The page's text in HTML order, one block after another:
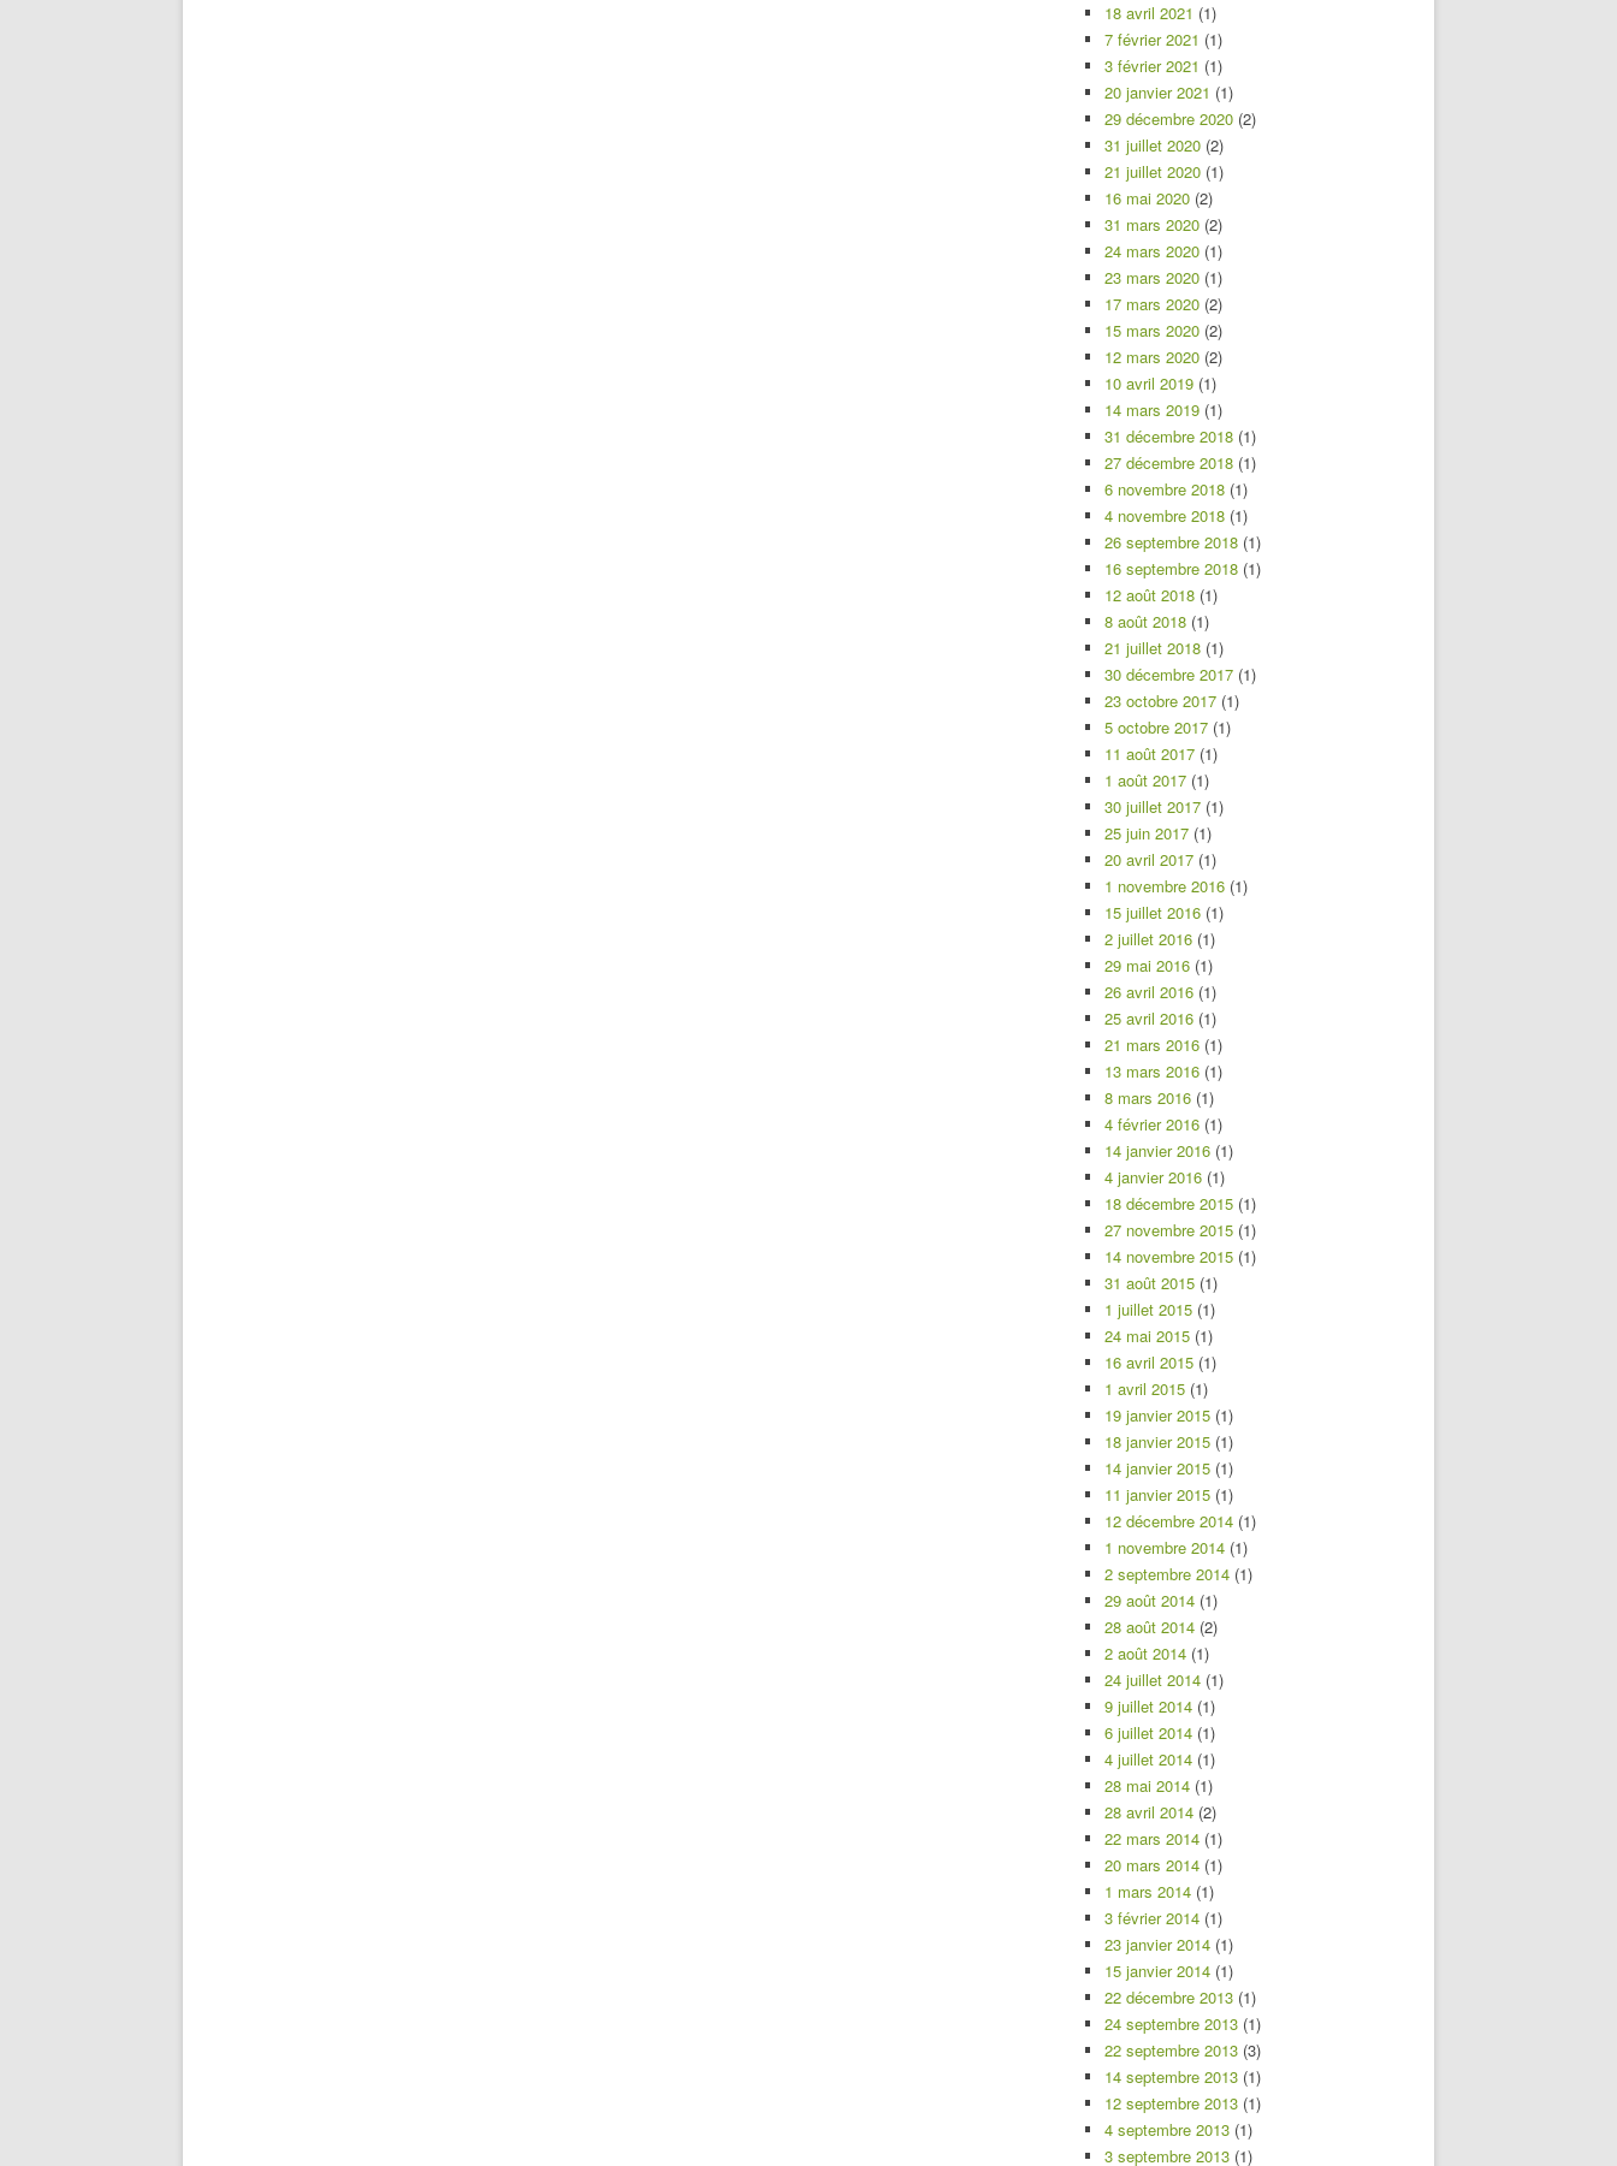
18 avril 2021 (1)
7 février 2021 (1)
3 février 2021 (1)
20 janvier 2021 (1)
29 décembre 2020 (2)
31 juillet 2020 (2)
21 juillet 2020 (1)
16 mai 2020 (2)
31 mars 2020 (2)
24 mars 2020 (1)
23 mars 2020 (1)
17 mars 2020 (2)
15 mars 2020 (2)
12 mars 2020 (2)
10 avril 2019 (1)
14 mars 2019 (1)
31 décembre 2018 (1)
27 décembre 2018 (1)
6 novembre 2018 (1)
4 novembre 2018 (1)
26 septembre 2018 (1)
16 septembre 2018 (1)
12 août 2018 (1)
8 août 2018 (1)
21 juillet 2018 (1)
30 décembre 2017 (1)
23 octobre 2017 (1)
5 octobre 2017 (1)
11 août 2017 (1)
1 août 2017 (1)
30 juillet 2017 (1)
25 juin 2017 (1)
20 avril 2017 (1)
1 novembre 2016 (1)
15 juillet 2016 (1)
2 juillet 2016 (1)
29 mai 2016 (1)
26 avril 2016 (1)
25 avril 2016 (1)
21 mars 2016 (1)
13 mars 2016 (1)
8 mars 2016 (1)
4 février 2016 (1)
14 janvier 2016 (1)
4 janvier 2016 (1)
18 décembre 2015 (1)
27 novembre 2015 (1)
14 novembre 2015 (1)
31 août 2015 (1)
1 juillet 2015 (1)
24 mai 2015 (1)
16 avril 2015 (1)
1 avril 2015 (1)
19 janvier 2015 (1)
18 janvier 2015 (1)
14 janvier 2015 (1)
11 janvier 2015 (1)
12 décembre 2014 (1)
1 novembre 2014 (1)
2 septembre 2014 (1)
29 août 2014 (1)
28 août 2014 (2)
2 août 2014 (1)
24 juillet 2014 (1)
9 juillet 2014 (1)
6 juillet 2014 (1)
4 juillet 2014 (1)
28 mai 2014 (1)
28 avril 2014 (2)
22 mars 2014 (1)
20 mars 2014 (1)
1 mars 2014 (1)
3 février 2014 (1)
23 janvier 2014 (1)
15 janvier 2014 (1)
22 décembre 2013 (1)
24 septembre 2013 (1)
22 septembre 2013 (3)
14 septembre 2013 (1)
12 septembre 2013 (1)
4 septembre 2013 (1)
3 septembre 2013 (1)